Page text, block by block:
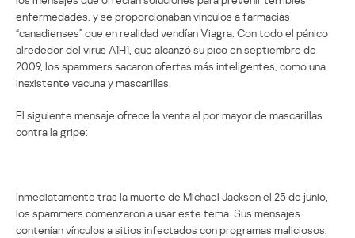
enfermedades, y se proporcionaban vínculos a farmacias
“canadienses” que en realidad vendían Viagra. Con todo el pánico
alrededor del virus A1H1, que alcanzó su pico en septiembre de
2009, los spammers sacaron ofertas más inteligentes, como una
inexistente vacuna y mascarillas.
El siguiente mensaje ofrece la venta al por mayor de mascarillas
contra la gripe:
Inmediatamente tras la muerte de Michael Jackson el 25 de junio,
los spammers comenzaron a usar este tema. Sus mensajes
contenían vínculos a sitios infectados con programas maliciosos.